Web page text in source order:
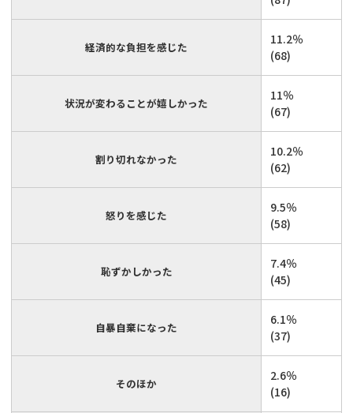
経済的な負担を感じた
11.2％
(68)
状況が変わることが嬉しかった
11％
(67)
割り切れなかった
10.2％
(62)
怒りを感じた
9.5％
(58)
恥ずかしかった
7.4％
(45)
自暴自棄になった
6.1％
(37)
そのほか
2.6％
(16)